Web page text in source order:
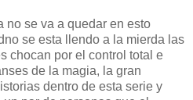
no se va a quedar en esto
se esta llendo a la mierda las
chocan por el control total e
de la magia, la gran
dentro de esta serie y